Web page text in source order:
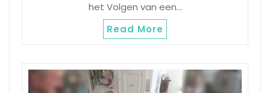
het Volgen van een…
Read More